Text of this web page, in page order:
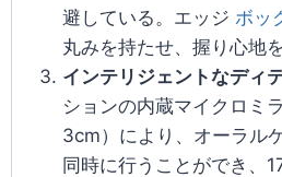
避している。エッジ ボッ
丸みを持たせ、握り心地
インテリジェントなディ
ションの内蔵マイクロミ
3cm）により、オーラル
同時に行うことができ、